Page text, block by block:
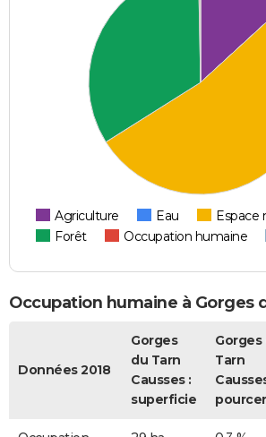
Agriculture Eau
Espace
Forêt
Occupation humaine
Occupation humaine à Gorges
Données 2018
Gorges
du Tarn
Causses :
superficie
Gorges
Tarn